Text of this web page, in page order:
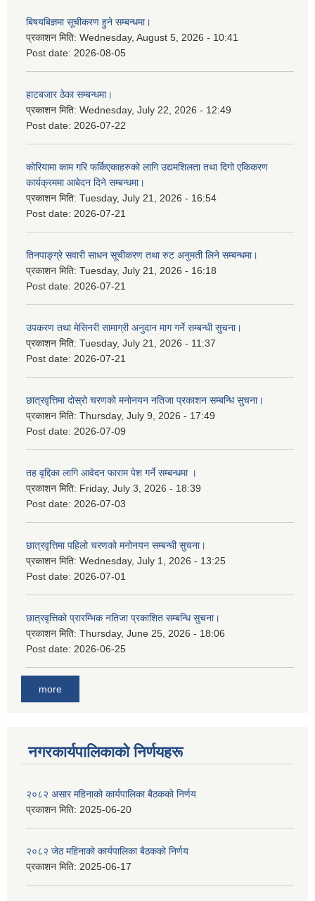
बिषयबिज्ञमा सूचीकरण हुने सम्बन्धमा।
प्रकाशन मिति: Wednesday, August 5, 2026 - 10:41
Post date: 2026-08-05
हाटबजार ठेका सम्बन्धमा।
प्रकाशन मिति: Wednesday, July 22, 2026 - 12:49
Post date: 2026-07-22
कोरियामा काम गरि फर्किएकाहरुको लागि उद्यमशिलता तथा दिगो एकिकरण
कार्यक्रममा आबेदन दिने सम्बन्धमा।
प्रकाशन मिति: Tuesday, July 21, 2026 - 16:54
Post date: 2026-07-21
तिनपाङ्ग्रे सवारी साधन सूचीकरण तथा रुट अनुमती लिने सम्बन्धमा।
प्रकाशन मिति: Tuesday, July 21, 2026 - 16:18
Post date: 2026-07-21
उपकरण तथा मेसिनरी सामाग्री अनुदान माग गर्ने सम्बन्धी सुचना।
प्रकाशन मिति: Tuesday, July 21, 2026 - 11:37
Post date: 2026-07-21
छात्रवृत्तिमा दोस्रो चरणको मनोनयन नतिजा प्रकाशन सम्बन्धि सुचना।
प्रकाशन मिति: Thursday, July 9, 2026 - 17:49
Post date: 2026-07-09
तह वृद्दिका लागि आवेदन फाराम पेश गर्ने सम्बन्धमा ।
प्रकाशन मिति: Friday, July 3, 2026 - 18:39
Post date: 2026-07-03
छात्रवृत्तिमा पहिलो चरणको मनोनयन सम्बन्धी सुचना।
प्रकाशन मिति: Wednesday, July 1, 2026 - 13:25
Post date: 2026-07-01
छात्रवृत्तिको प्रारम्भिक नतिजा प्रकाशित सम्बन्धि सुचना।
प्रकाशन मिति: Thursday, June 25, 2026 - 18:06
Post date: 2026-06-25
more
नगरकार्यपालिकाकाे निर्णयहरू
२०८२ असार महिनाको कार्यपालिका बैठकको निर्णय
प्रकाशन मिति: 2025-06-20
२०८२ जेठ महिनाको कार्यपालिका बैठकको निर्णय
प्रकाशन मिति: 2025-06-17